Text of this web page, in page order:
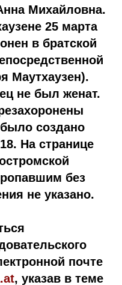
Михайловна.
25 марта
в братской
Маутхаузен).
не был женат.
создано
На странице
без
не указано.
почте
, указав в теме